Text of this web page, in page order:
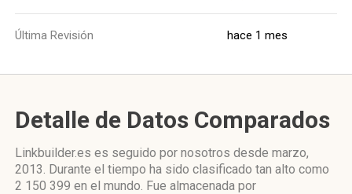
Última Revisión hace 1 mes
Detalle de Datos Comparados
Linkbuilder.es es seguido por nosotros desde marzo,
2013. Durante el tiempo ha sido clasificado tan alto como
2 150 399 en el mundo. Fue almacenada por